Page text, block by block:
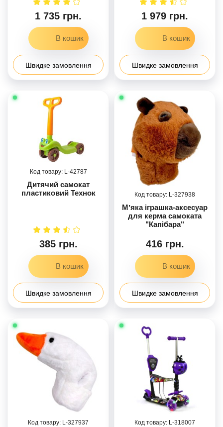
1 735 грн.
Швидке замовлення
1 979 грн.
Швидке замовлення
42787
Дитячий самокат
пластиковий Технок
385 грн.
Швидке замовлення
327938
Мʼяка іграшка-аксесуар
для керма самоката
"Капібара"
416 грн.
Швидке замовлення
327937 318007